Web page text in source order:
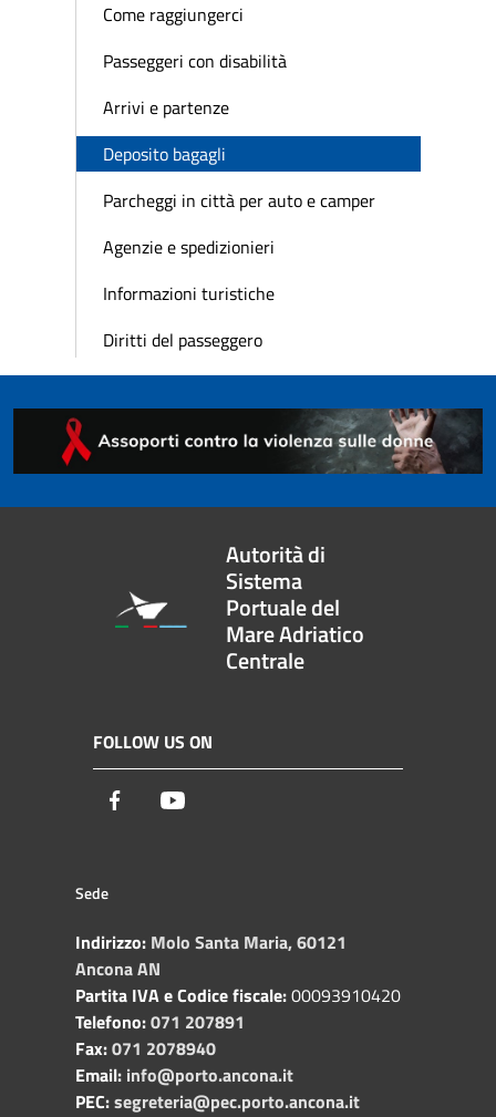
Come raggiungerci
Passeggeri con disabilità
Arrivi e partenze
Deposito bagagli
Parcheggi in città per auto e camper
Agenzie e spedizionieri
Informazioni turistiche
Diritti del passeggero
Autorità di
Sistema
Portuale del
Mare Adriatico
Centrale
FOLLOW US ON
Facebook
Sede
Indirizzo: Molo Santa Maria, 60121
Ancona AN
Partita IVA e Codice fiscale:00093910420
Telefono:071 207891
Fax:071 2078940
Email: info@porto.ancona.it
PEC:segreteria@pec.porto.ancona.it